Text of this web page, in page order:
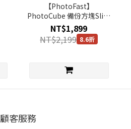
【PhotoFast】
PhotoCube 備份方塊Slim
iOS/Android通用版
NT$1,899
NT$2,199 8.6折
顧客服務